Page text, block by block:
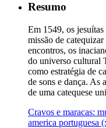
Resumo
Em 1549, os
missão de
encontros, os
do universo cultural
como estratégia de
de sons e dança. As
de uma catequese
Cravos e maracas:
america portuguesa